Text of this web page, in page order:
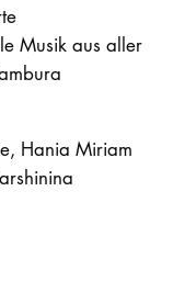
Musik aus aller
Hania Miriam